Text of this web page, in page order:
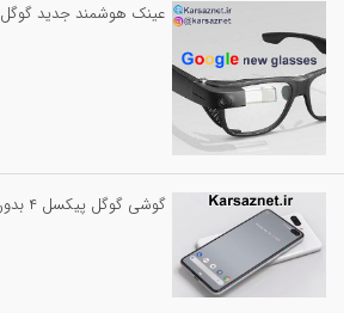
عینک هوشمند جدید گوگل
گوشی گوگل پیکسل ۴ بدون دکمه فیزیکی